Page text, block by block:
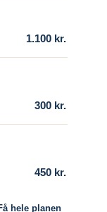
1.100 kr.
300 kr.
450 kr.
hele planen